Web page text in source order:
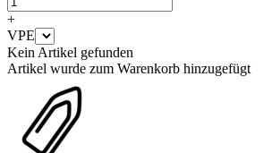
+
VPE
Kein Artikel gefunden
Artikel wurde zum Warenkorb hinzugefügt